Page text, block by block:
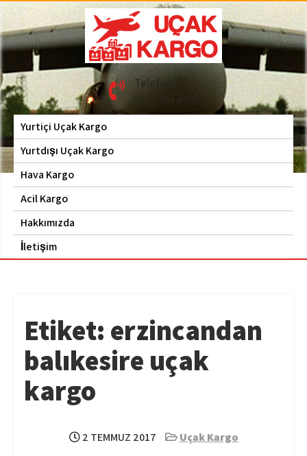
Skip
to
content
Hava Kargo | Acil Kargo
| 0535 653 6408
Uçak Kargo Telefon
0535 653 6408
Yurtiçi Uçak Kargo
Yurtdışı Uçak Kargo
Hava Kargo
Acil Kargo
Hakkımızda
İletişim
Etiket: erzincandan
balıkesire uçak
kargo
2 TEMMUZ 2017 Uçak Kargo